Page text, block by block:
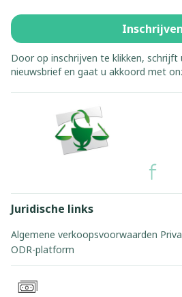
Inschrijven
Door op inschrijven te klikken, schrijft
nieuwsbrief en gaat u akkoord met
Juridische links
Algemene verkoopsvoorwaarden
ODR-platform